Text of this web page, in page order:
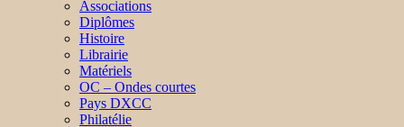
Associations
Diplômes
Histoire
Librairie
Matériels
OC – Ondes courtes
Pays DXCC
Philatélie